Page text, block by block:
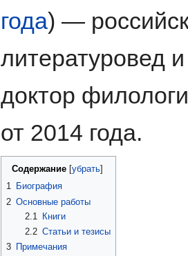
года) —
литературовед
доктор
от 2014 года.
Содержание[ убрать]
1 Биография
2 Основные работы
2.1
Книги
2.2 Статьи и тезисы
3 Примечания